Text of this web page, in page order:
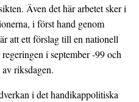
Även det här arbetet sker i
i först hand genom
att ett förslag till en nationell
i september -99 och
riksdagen.
i det handikappolitiska